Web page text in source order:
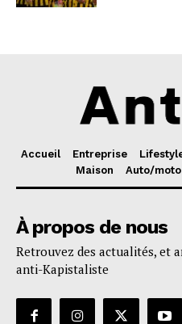
Accueil Entreprise
Maison
Auto/moto
À propos de nous
Retrouvez des actualités, et
anti-Kapistaliste